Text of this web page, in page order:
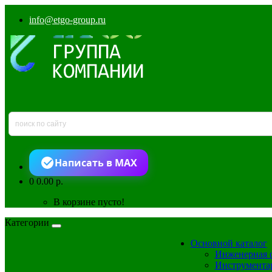
info@etgo-group.ru
Написать в MAX
00.00 р.
В корзине пусто!
Категории
Основной каталог
Инженерная